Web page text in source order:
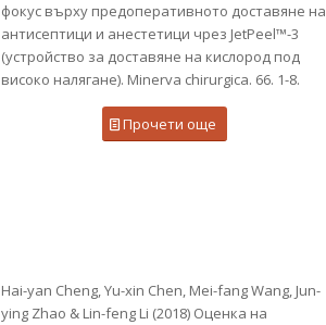
фокус върху предоперативното доставяне на
антисептици и анестетици чрез JetPeel™-3
(устройство за доставяне на кислород под
високо налягане). Minerva chirurgica. 66. 1-8.
Прочети още
Hai-yan Cheng, Yu-xin Chen, Mei-fang Wang, Jun-
ying Zhao & Lin-feng Li (2018) Оценка на